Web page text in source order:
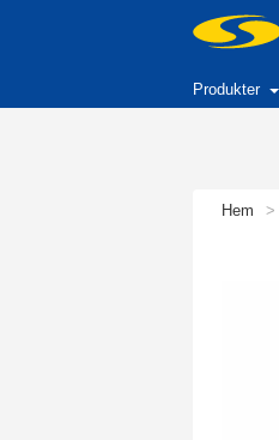
Produkter
Hem >